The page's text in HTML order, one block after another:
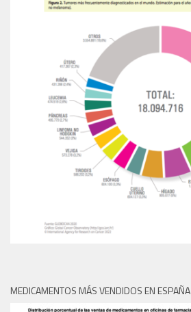
MEDICAMENTOS MÁS VENDIDOS EN ESPAÑA